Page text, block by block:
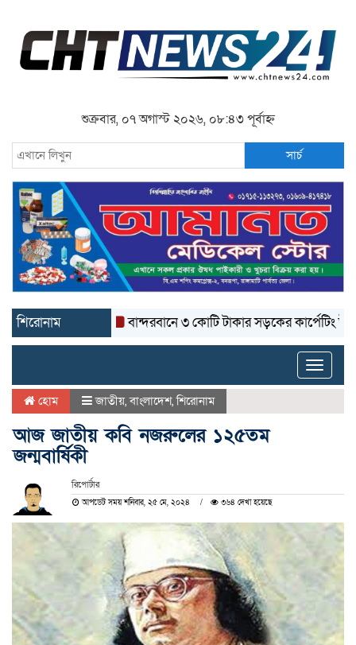
শুক্রবার, ০৭ অগাস্ট ২০২৬, ০৮:৪৩ পূর্বাহ্ন
সার্চ
শিরোনাম বান্দরবানে ৩ কোটি টাকার সড়কের কার্পেটিং উঠে যাচ্ছে
Toggle
হোম জাতীয়,বাংলাদেশ,শিরোনাম
আজ জাতীয় কবি নজরুলের ১২৫তম
জন্মবার্ষিকী
রিপোর্টার
আপডেট সময় শনিবার, ২৫ মে, ২০২৪ ৩৬৪ দেখা হয়েছে